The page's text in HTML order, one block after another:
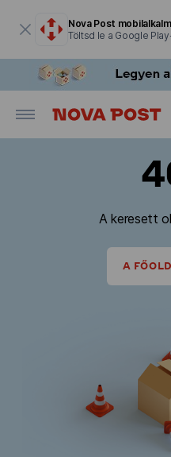
Nova Post
Töltsd le a Google
A keresett
A